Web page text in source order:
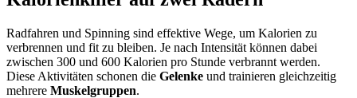
Radfahren und Spinning sind effektive Wege, um Kalorien zu
verbrennen und fit zu bleiben. Je nach Intensität können dabei
zwischen 300 und 600 Kalorien pro Stunde verbrannt werden.
Diese Aktivitäten schonen die Gelenke und trainieren gleichzeitig
mehrere Muskelgruppen.